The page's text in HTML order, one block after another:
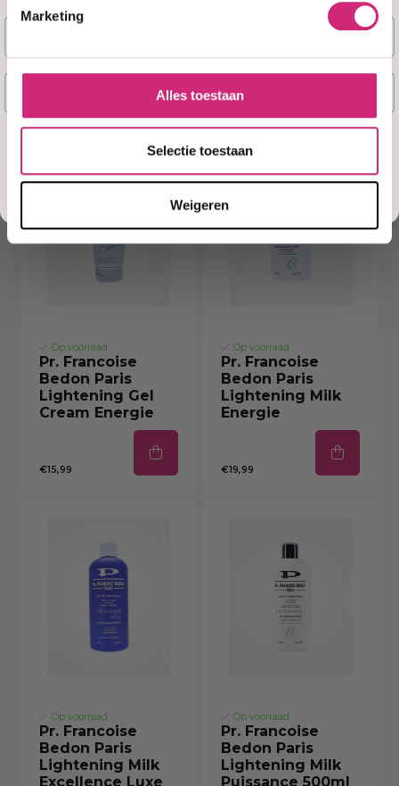
Marketing
Alles toestaan
Selectie toestaan
Weigeren
Lightening
Cream Ultime
Lightening Face
€34,99
Op voorraad
Pr. Francoise
Bedon Paris
Lightening Gel
Cream Energie
€15,99
Op voorraad
Pr. Francoise
Bedon Paris
Lightening Milk
Energie
€19,99
Op voorraad
Pr. Francoise
Bedon Paris
Lightening Milk
Excellence Luxe
Op voorraad
Pr. Francoise
Bedon Paris
Lightening Milk
Puissance 500ml
Naam
E-mail
Ja, stuur mij mijn 5% korting!
Misschien later